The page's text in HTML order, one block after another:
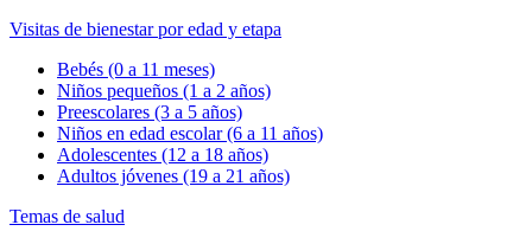
Visitas de bienestar por edad y etapa
Bebés (0 a 11 meses)
Niños pequeños (1 a 2 años)
Preescolares (3 a 5 años)
Niños en edad escolar (6 a 11 años)
Adolescentes (12 a 18 años)
Adultos jóvenes (19 a 21 años)
Temas de salud